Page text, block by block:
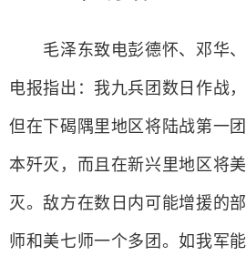
毛泽东致电彭德怀、邓华、
电报指出：我九兵团数日作战
但在下碣隅里地区将陆战第一
本歼灭，而且在新兴里地区将
灭。敌方在数日内可能增援的
师和美七师一个多团。如我军